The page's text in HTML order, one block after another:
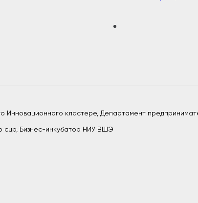
Инновационного кластере, Департамент
cup, Бизнес-инкубатор НИУ ВШЭ